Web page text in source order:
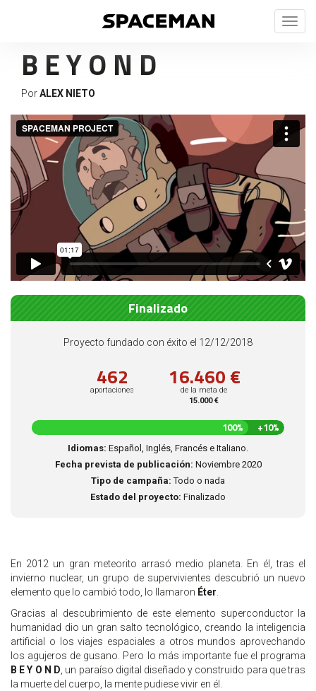
Toggle
B E Y O N D
PorALEX NIETO
Finalizado
Proyecto fundado con éxito el 12/12/2018
462
aportaciones 16.460 €
de la meta de
15.000 €
110
completado
100% +10%
Idiomas: Español, Inglés, Francés e Italiano.
Fecha prevista de publicación: Noviembre 2020
Tipo de campaña: Todo o nada
Estado del proyecto: Finalizado
En 2012 un gran meteorito arrasó medio planeta. En él, tras el
invierno nuclear, un grupo de supervivientes descubrió un nuevo
elemento que lo cambió todo, lo llamaron Éter
Gracias al descubrimiento de este elemento superconductor la
humanidad dio un gran salto tecnológico, creando la inteligencia
artificial o los viajes espaciales a otros mundos aprovechando
los agujeros de gusano. Pero lo más importante fue el programa
B E Y O N D , un paraíso digital diseñado y construido para que tras
la muerte del cuerpo, la mente pudiese vivir en él.